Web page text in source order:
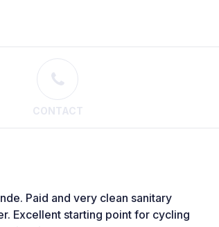
CONTACT
Paid and very clean sanitary
Excellent starting point for cycling